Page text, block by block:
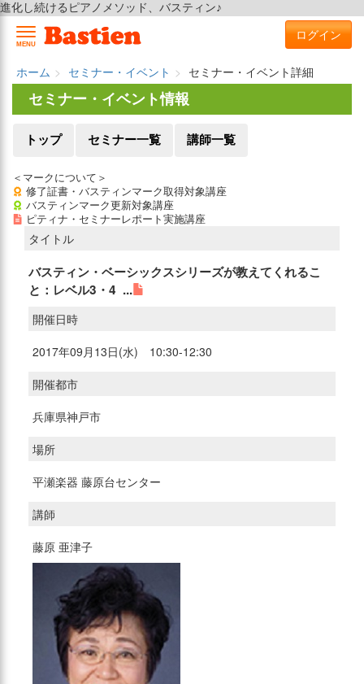
進化し続けるピアノメソッド、バスティン♪
MENU
ログイン
ホーム セミナー・イベント
セミナー・イベント詳細
セミナー・イベント情報
トップ セミナー一覧 講師一覧
＜マークについて＞
修了証書・バスティンマーク取得対象講座
バスティンマーク更新対象講座
ピティナ・セミナーレポート実施講座
タイトル
バスティン・ベーシックスシリーズが教えてくれるこ
と：レベル3・4 ...
開催日時
2017年09月13日(水) 10:30-12:30
開催都市
兵庫県神戸市
場所
平瀬楽器 藤原台センター
講師
藤原 亜津子